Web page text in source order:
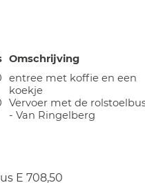
Omschrijving
entree met koffie en een
koekje
Vervoer met de
- Van Ringelberg
E 708,50